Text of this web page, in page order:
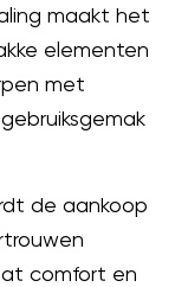
maakt het
elementen
met
de aankoop
comfort en